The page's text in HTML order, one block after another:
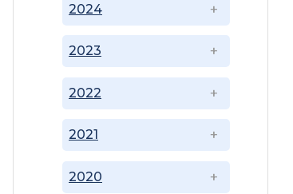
2020
2021
2022
2023
2024